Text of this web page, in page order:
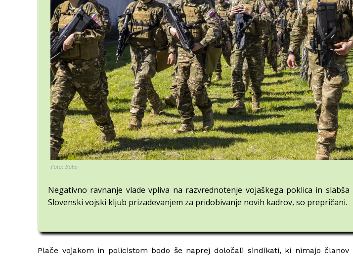
Foto: Bobo
Negativno ravnanje vlade vpliva na razvrednotenje vojaškega poklica in
Slovenski vojski kljub prizadevanjem za pridobivanje novih kadrov, so prepričani.
Plače vojakom in policistom bodo še naprej določali sindikati, ki nimajo